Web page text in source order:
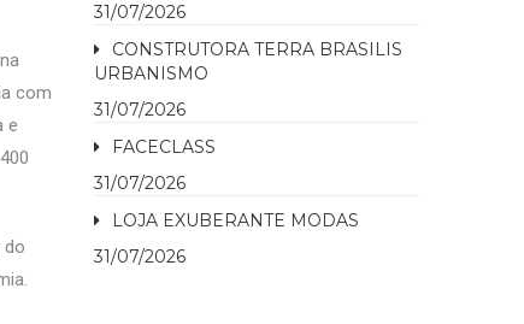
com
e
do
31/07/2026
CONSTRUTORA TERRA BRASILIS
URBANISMO
31/07/2026
FACECLASS
31/07/2026
LOJA EXUBERANTE MODAS
31/07/2026